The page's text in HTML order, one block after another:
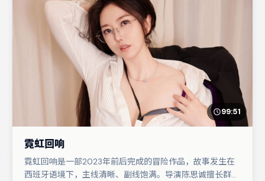
99:51
霓虹回响
霓虹回响是一部2023年前后完成的冒险作品，故事发生在
西班牙语境下，主线清晰、副线饱满。导演陈思诚擅长群戏